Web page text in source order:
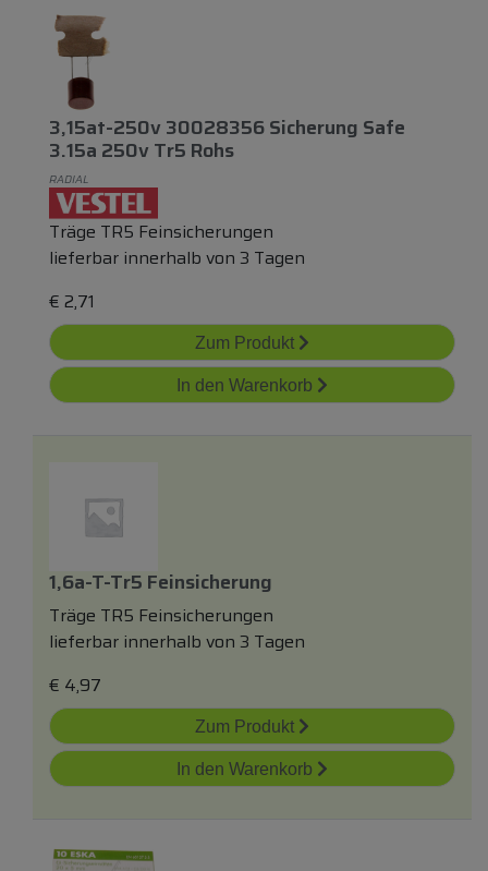
3,15at-250v 30028356 Sicherung Safe
3.15a 250v Tr5 Rohs
RADIAL
Träge TR5 Feinsicherungen
lieferbar innerhalb von 3 Tagen
€ 2,71
Zum Produkt
In den Warenkorb
1,6a-T-Tr5 Feinsicherung
Träge TR5 Feinsicherungen
lieferbar innerhalb von 3 Tagen
€ 4,97
Zum Produkt
In den Warenkorb